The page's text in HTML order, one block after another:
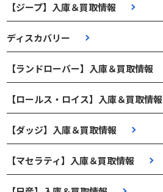
【ジープ】入庫＆買取情報
ディスカバリー
【ランドローバー】入庫＆買取情報
【ロールス・ロイス】入庫＆買取情報
【ダッジ】入庫＆買取情報
【マセラティ】入庫＆買取情報